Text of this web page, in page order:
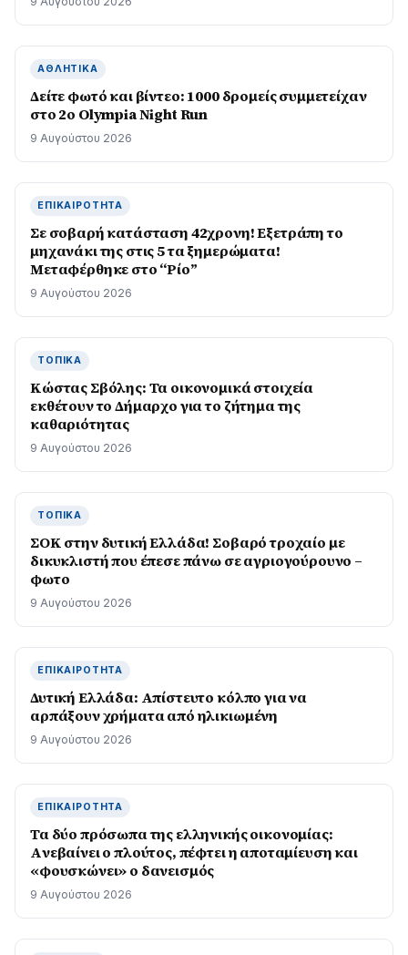
ΑΘΛΗΤΙΚΆ
Δείτε φωτό και βίντεο: 1000 δρομείς συμμετείχαν
στο 2ο Olympia Night Run
9 Αυγούστου 2026
ΕΠΙΚΑΙΡΌΤΗΤΑ
Σε σοβαρή κατάσταση 42χρονη! Εξετράπη το
μηχανάκι της στις 5 τα ξημερώματα!
Μεταφέρθηκε στο “Ρίο”
9 Αυγούστου 2026
ΤΟΠΙΚΆ
Κώστας Σβόλης: Τα οικονομικά στοιχεία
εκθέτουν το Δήμαρχο για το ζήτημα της
καθαριότητας
9 Αυγούστου 2026
ΤΟΠΙΚΆ
ΣΟΚ στην δυτική Ελλάδα! Σοβαρό τροχαίο με
δικυκλιστή που έπεσε πάνω σε αγριογούρουνο –
φωτο
9 Αυγούστου 2026
ΕΠΙΚΑΙΡΌΤΗΤΑ
Δυτική Ελλάδα: Απίστευτο κόλπο για να
αρπάξουν χρήματα από ηλικιωμένη
9 Αυγούστου 2026
ΕΠΙΚΑΙΡΌΤΗΤΑ
Τα δύο πρόσωπα της ελληνικής οικονομίας:
Aνεβαίνει ο πλούτος, πέφτει η αποταμίευση και
«φουσκώνει» ο δανεισμός
9 Αυγούστου 2026